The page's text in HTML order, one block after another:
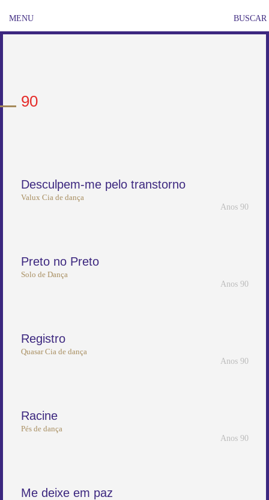
MENU BUSCAR
90
Desculpem-me pelo transtorno
Anos 90
Valux Cia de dança
Preto no Preto
Anos 90
Solo de Dança
Registro
Anos 90
Quasar Cia de dança
Racine
Anos 90
Pés de dança
Me deixe em paz